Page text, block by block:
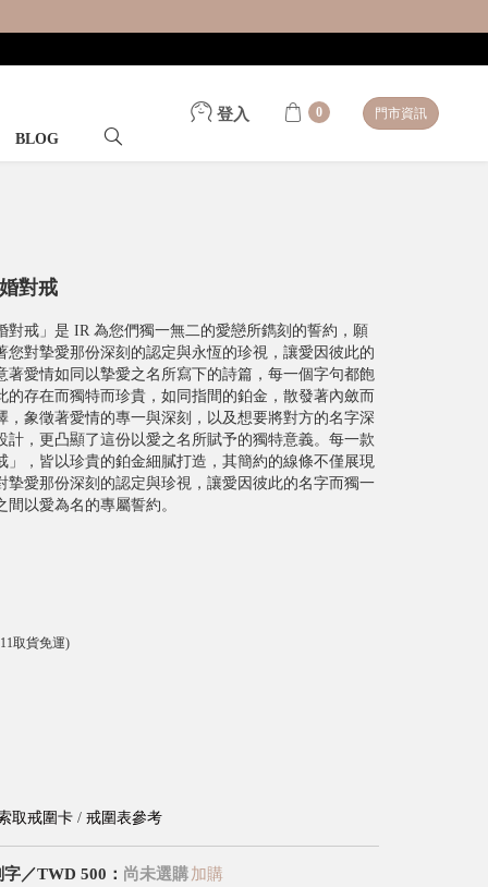
BLOG
登入 0 門市資訊
對戒
戒」是 IR 為您們獨一無二的愛戀所鐫刻的誓約，願
您對摯愛那份深刻的認定與永恆的珍視，讓愛因彼此的
著愛情如同以摯愛之名所寫下的詩篇，每一個字句都飽
存在而獨特而珍貴，如同指間的鉑金，散發著內斂而
，象徵著愛情的專一與深刻，以及想要將對方的名字深
計，更凸顯了這份以愛之名所賦予的獨特意義。每一款
，皆以珍貴的鉑金細膩打造，其簡約的線條不僅展現
摯愛那份深刻的認定與珍視，讓愛因彼此的名字而獨一
以愛為名的專屬誓約。
取貨免運)
取戒圍卡 / 戒圍表參考
字／TWD 500 ： 尚未選購加購